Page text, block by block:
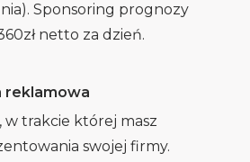
Sponsoring prognozy
netto za dzień.
reklamowa
w trakcie której masz
swojej firmy.